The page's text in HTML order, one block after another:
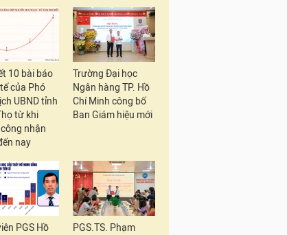
10 bài báo
của Phó
UBND tỉnh
từ khi
nhận
nay
Trường Đại học
Ngân hàng TP. Hồ
Chí Minh công bố
Ban Giám hiệu mới
PGS Hồ
PGS.TS. Phạm